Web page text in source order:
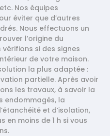
Nos équipes
éviter que d’autres
Nous effectuons un
l’origine du
si des signes
de votre maison.
la plus adaptée :
partielle. Après avoir
les travaux, à savoir la
endommagés, la
et d’isolation,
en moins de 1 h si vous